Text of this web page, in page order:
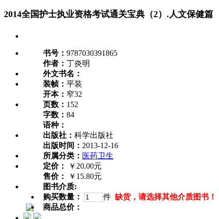
2014全国护士执业资格考试通关宝典（2）.人文保健篇
书号： 9787030391865
作者： 丁炎明
外文书名：
装帧： 平装
开本： 窄32
页数： 152
字数： 84
语种：
出版社： 科学出版社
出版时间： 2013-12-16
所属分类： 医药卫生
定价：
￥20.00元
售价：
￥15.80元
图书介质:
购买数量：
件 缺货，请选择其他介质图书！
商品总价：